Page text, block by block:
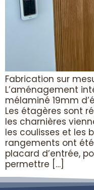
Fabrication sur
L’aménagement
mélaminé 19mm
Les étagères sont
les charnières
les coulisses et les
rangements ont
placard d’entrée,
permettre […]